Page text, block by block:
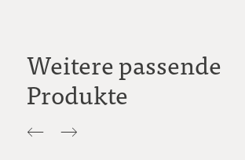
Weitere passende
Produkte